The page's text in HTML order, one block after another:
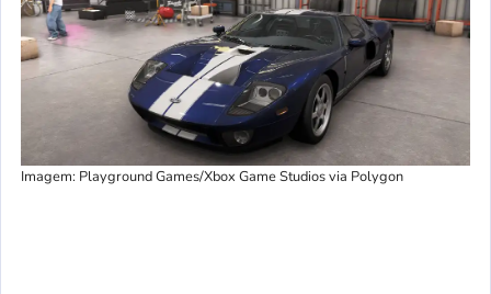
Imagem: Playground Games/Xbox Game Studios via Polygon